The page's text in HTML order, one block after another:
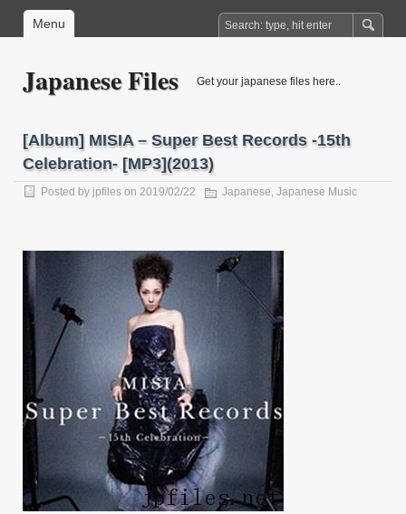
Menu
Japanese Files Get your japanese files here..
[Album] MISIA – Super Best Records -15th
Celebration- [MP3](2013)
Posted by jpfiles on 2019/02/22 Japanese, Japanese Music